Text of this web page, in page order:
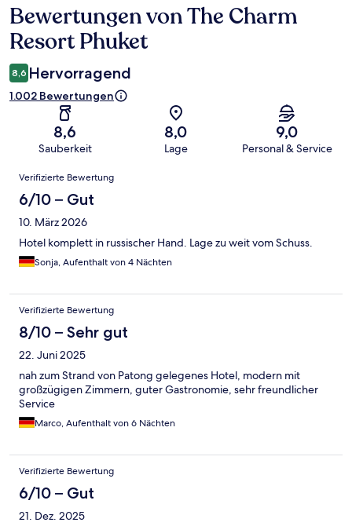
Bewertungen
Bewertungen von The Charm
Resort Phuket
8,6 Hervorragend
1.002 Bewertungen
8,6
Sauberkeit
8,0
Lage
9,0
Personal & Service
Bewertungen
Verifizierte Bewertung
6/10 – Gut
10. März 2026
Hotel komplett in russischer Hand. Lage zu weit vom Schuss.
Sonja, Aufenthalt von 4 Nächten
Verifizierte Bewertung
8/10 – Sehr gut
22. Juni 2025
nah zum Strand von Patong gelegenes Hotel, modern mit
großzügigen Zimmern, guter Gastronomie, sehr freundlicher
Service
Marco, Aufenthalt von 6 Nächten
Verifizierte Bewertung
6/10 – Gut
21. Dez. 2025